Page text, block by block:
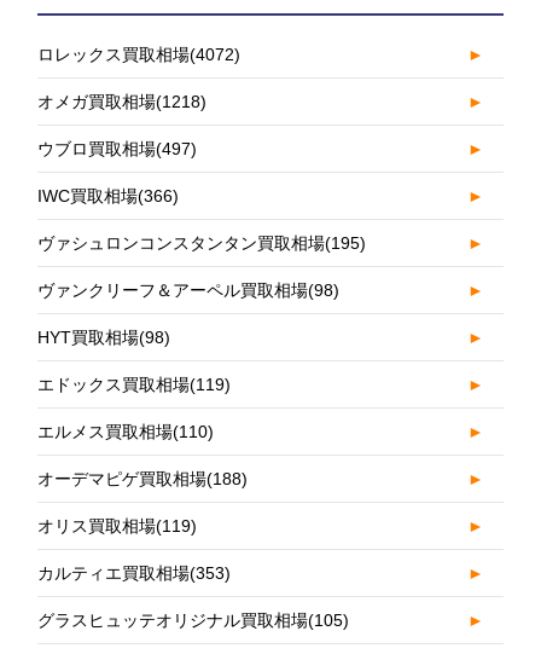
ロレックス買取相場(4072) ►
オメガ買取相場(1218) ►
ウブロ買取相場(497) ►
IWC買取相場(366) ►
ヴァシュロンコンスタンタン買取相場(195) ►
ヴァンクリーフ＆アーペル買取相場(98) ►
HYT買取相場(98) ►
エドックス買取相場(119) ►
エルメス買取相場(110) ►
オーデマピゲ買取相場(188) ►
オリス買取相場(119) ►
カルティエ買取相場(353) ►
グラスヒュッテオリジナル買取相場(105) ►